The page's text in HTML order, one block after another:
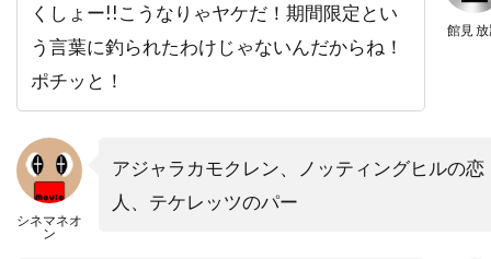
デヴィッド・ローゼンブルーム
デヴォーン・ニクソン
トゥアン・グエン
トッド・カーンズ
トッド・リーバーマン
トッド・ルイーゾ
トニ・コレット
トニーノ・デリ・コリ
館見
くしょー!!こうなりゃヤケだ！期間限定とい
う言葉に釣られたわけじゃないんだからね！
ポチッと！
シネマネオ
ン
アジャラカモクレン、ノッティングヒルの恋
人、テケレッツのパー